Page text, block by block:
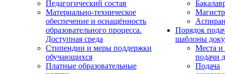
Педагогический состав
Материально-техническое
обеспечение и оснащённость
образовательного процесса.
Доступная среда
Стипендии и меры поддержки
обучающихся
Платные образовательные
Порядок
шаблоны
Места и
подачи
Подача